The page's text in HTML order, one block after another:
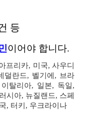
등
이어야 합니다.
프리카, 미국, 사우디
덜란드, 벨기에, 브라
탈리아, 일본, 독일,
시아, 뉴질랜드, 스페
, 터키, 우크라이나